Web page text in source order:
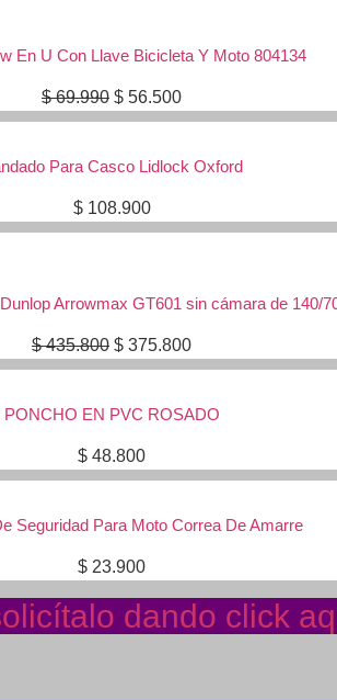
En U Con Llave Bicicleta Y Moto 804134
$69.990 Original
price
$ 69.990.
$ 56.500Current
price
$ 56.500.
Para Casco Lidlock Oxford
$108.900
Arrowmax GT601 sin cámara de 140/
$435.800 Original
price
$ 435.800.
$ 375.800Current
price
$ 375.800.
PONCHO EN PVC ROSADO
$ 48.800
Seguridad Para Moto Correa De Amarre
$ 23.900
dando click